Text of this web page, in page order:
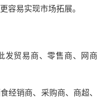
容易实现市场拓展。
发贸易商、零售商、网商
经销商、采购商、商超、